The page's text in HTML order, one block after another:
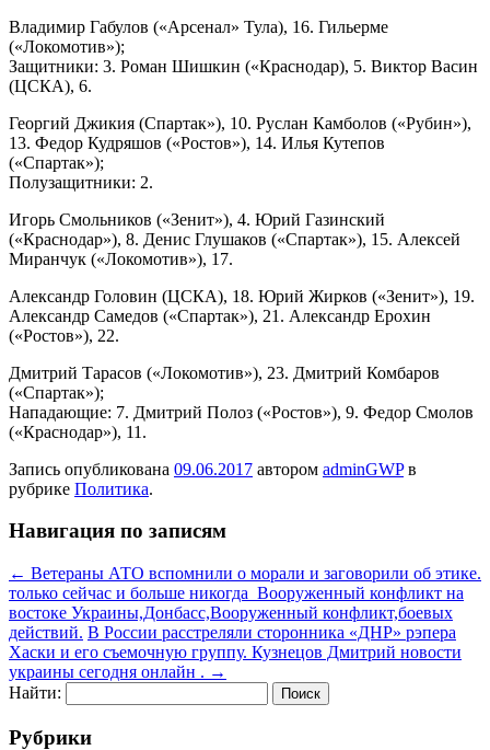
Владимир Габулов («Арсенал» Тула), 16. Гильерме
(«Локомотив»);
Защитники: 3. Роман Шишкин («Краснодар), 5. Виктор Васин
(ЦСКА), 6.
Георгий Джикия (Спартак»), 10. Руслан Камболов («Рубин»),
13. Федор Кудряшов («Ростов»), 14. Илья Кутепов
(«Спартак»);
Полузащитники: 2.
Игорь Смольников («Зенит»), 4. Юрий Газинский
(«Краснодар»), 8. Денис Глушаков («Спартак»), 15. Алексей
Миранчук («Локомотив»), 17.
Александр Головин (ЦСКА), 18. Юрий Жирков («Зенит»), 19.
Александр Самедов («Спартак»), 21. Александр Ерохин
(«Ростов»), 22.
Дмитрий Тарасов («Локомотив»), 23. Дмитрий Комбаров
(«Спартак»);
Нападающие: 7. Дмитрий Полоз («Ростов»), 9. Федор Смолов
(«Краснодар»), 11.
Запись опубликована 09.06.2017 автором adminGWPв
рубрике Политика.
Навигация по записям
← Ветераны АТО вспомнили о морали и заговорили об этике.
только сейчас и больше никогда Вооруженный конфликт на
востоке Украины,Донбасс,Вооруженный конфликт,боевых
действий. В России расстреляли сторонника «ДНР» рэпера
Хаски и его съемочную группу. Кузнецов Дмитрий новости
украины сегодня онлайн . →
Найти:
Рубрики